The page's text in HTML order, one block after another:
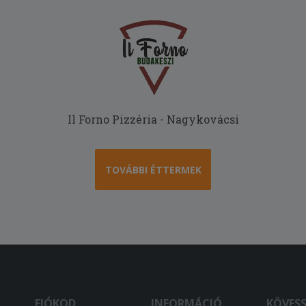
Il Forno Pizzéria - Nagykovácsi
TOVÁBBI ÉTTERMEK
FIÓKOD
INFORMÁCIÓ